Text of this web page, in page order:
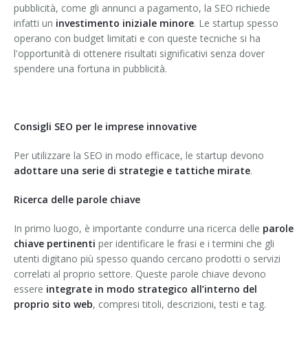
pubblicità, come gli annunci a pagamento, la SEO richiede
infatti un investimento iniziale minore. Le startup spesso
operano con budget limitati e con queste tecniche si ha
l'opportunità di ottenere risultati significativi senza dover
spendere una fortuna in pubblicità.
Consigli SEO per le imprese innovative
Per utilizzare la SEO in modo efficace, le startup devono
adottare una serie di strategie e tattiche mirate.
Ricerca delle parole chiave
In primo luogo, è importante condurre una ricerca delle parole
chiave pertinenti per identificare le frasi e i termini che gli
utenti digitano più spesso quando cercano prodotti o servizi
correlati al proprio settore. Queste parole chiave devono
essere integrate in modo strategico all’interno del
proprio sito web, compresi titoli, descrizioni, testi e tag.